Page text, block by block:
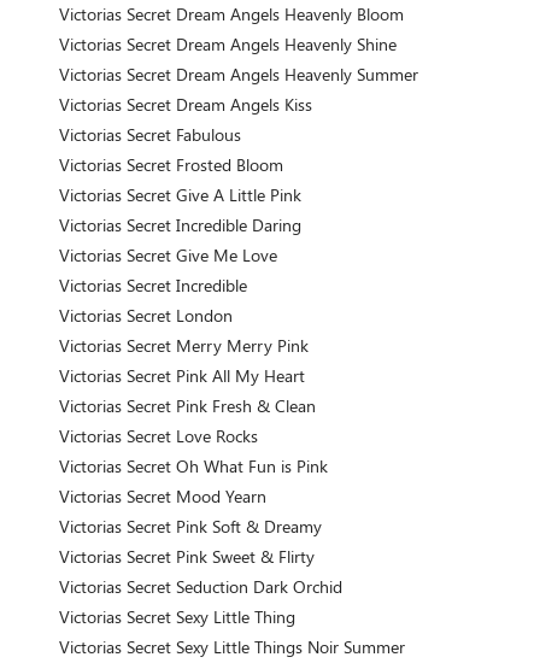
Victorias Secret Dream Angels Heavenly Bloom
Victorias Secret Dream Angels Heavenly Shine
Victorias Secret Dream Angels Heavenly Summer
Victorias Secret Dream Angels Kiss
Victorias Secret Fabulous
Victorias Secret Frosted Bloom
Victorias Secret Give A Little Pink
Victorias Secret Incredible Daring
Victorias Secret Give Me Love
Victorias Secret Incredible
Victorias Secret London
Victorias Secret Merry Merry Pink
Victorias Secret Pink All My Heart
Victorias Secret Pink Fresh & Clean
Victorias Secret Love Rocks
Victorias Secret Oh What Fun is Pink
Victorias Secret Mood Yearn
Victorias Secret Pink Soft & Dreamy
Victorias Secret Pink Sweet & Flirty
Victorias Secret Seduction Dark Orchid
Victorias Secret Sexy Little Thing
Victorias Secret Sexy Little Things Noir Summer